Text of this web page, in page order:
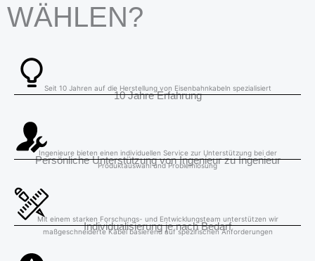
WÄHLEN?
10 Jahre Erfahrung
Seit 10 Jahren auf die Herstellung von Eisenbahnkabeln spezialisiert
Persönliche Unterstützung von Ingenieur zu Ingenieur
Ingenieure bieten einen individuellen Service zur Unterstützung bei der
Produktauswahl und Problemlösung
Individualisierung je nach Bedarf
Mit einem starken Forschungs- und Entwicklungsteam unterstützen wir
maßgeschneiderte Kabel basierend auf spezifischen Anforderungen